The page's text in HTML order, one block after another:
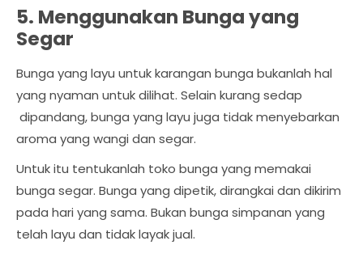
5. Menggunakan Bunga yang
Segar
Bunga yang layu untuk karangan bunga bukanlah hal
yang nyaman untuk dilihat. Selain kurang sedap
dipandang, bunga yang layu juga tidak menyebarkan
aroma yang wangi dan segar.
Untuk itu tentukanlah toko bunga yang memakai
bunga segar. Bunga yang dipetik, dirangkai dan dikirim
pada hari yang sama. Bukan bunga simpanan yang
telah layu dan tidak layak jual.